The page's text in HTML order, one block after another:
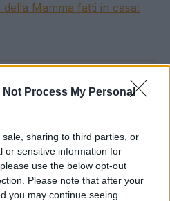
Not Process My Personal
sharing to third parties, or
or sensitive information for
use the below opt-out
Please note that after your
you may continue seeing
della Mamma fatti in casa: